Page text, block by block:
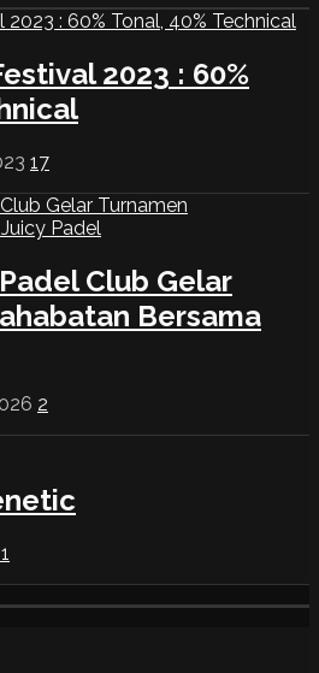
2023 : 60%
17
Club Gelar
Bersama
2